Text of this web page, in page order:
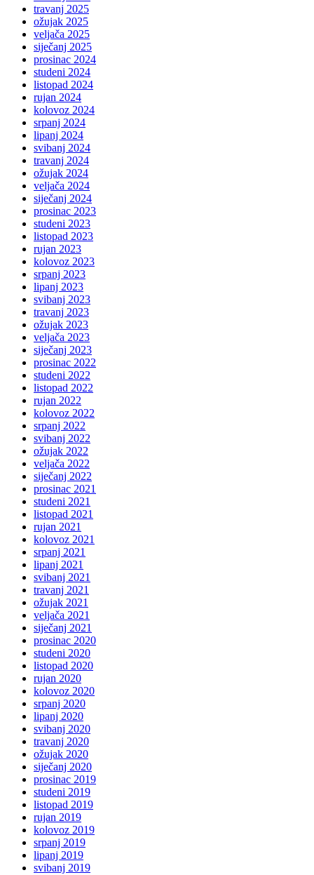
travanj 2025
ožujak 2025
veljača 2025
siječanj 2025
prosinac 2024
studeni 2024
listopad 2024
rujan 2024
kolovoz 2024
srpanj 2024
lipanj 2024
svibanj 2024
travanj 2024
ožujak 2024
veljača 2024
siječanj 2024
prosinac 2023
studeni 2023
listopad 2023
rujan 2023
kolovoz 2023
srpanj 2023
lipanj 2023
svibanj 2023
travanj 2023
ožujak 2023
veljača 2023
siječanj 2023
prosinac 2022
studeni 2022
listopad 2022
rujan 2022
kolovoz 2022
srpanj 2022
svibanj 2022
ožujak 2022
veljača 2022
siječanj 2022
prosinac 2021
studeni 2021
listopad 2021
rujan 2021
kolovoz 2021
srpanj 2021
lipanj 2021
svibanj 2021
travanj 2021
ožujak 2021
veljača 2021
siječanj 2021
prosinac 2020
studeni 2020
listopad 2020
rujan 2020
kolovoz 2020
srpanj 2020
lipanj 2020
svibanj 2020
travanj 2020
ožujak 2020
siječanj 2020
prosinac 2019
studeni 2019
listopad 2019
rujan 2019
kolovoz 2019
srpanj 2019
lipanj 2019
svibanj 2019